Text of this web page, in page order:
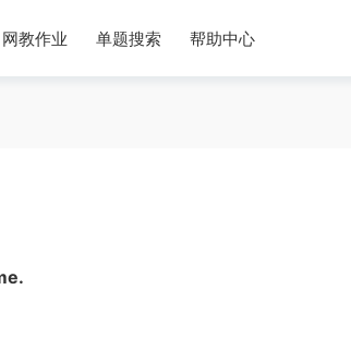
网教作业 单题搜索 帮助中心